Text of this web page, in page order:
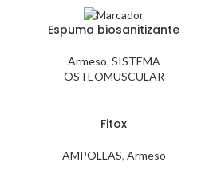
Espuma biosanitizante
Armeso, SISTEMA
OSTEOMUSCULAR
Fitox
AMPOLLAS, Armeso